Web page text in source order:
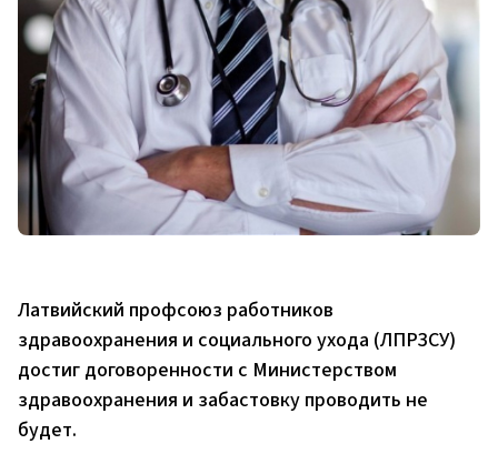
Латвийский профсоюз работников
здравоохранения и социального ухода (ЛПРЗСУ)
достиг договоренности с Министерством
здравоохранения и забастовку проводить не
будет.